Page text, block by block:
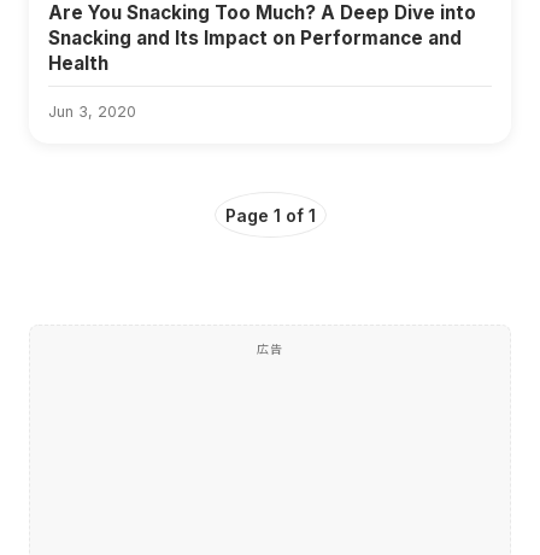
Are You Snacking Too Much? A Deep Dive into
Snacking and Its Impact on Performance and
Health
Jun 3, 2020
Page 1 of 1
広告